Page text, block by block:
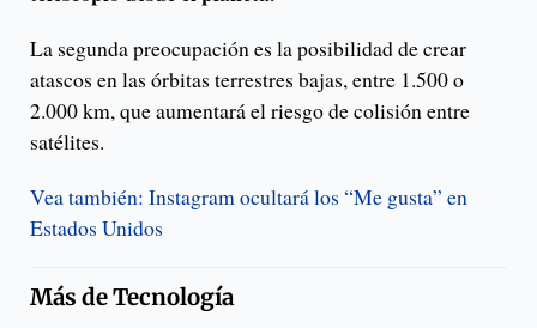
La segunda preocupación es la posibilidad de crear
atascos en las órbitas terrestres bajas, entre 1.500 o
2.000 km, que aumentará el riesgo de colisión entre
satélites.
Vea también: Instagram ocultará los “Me gusta” en
Estados Unidos
Más deTecnología